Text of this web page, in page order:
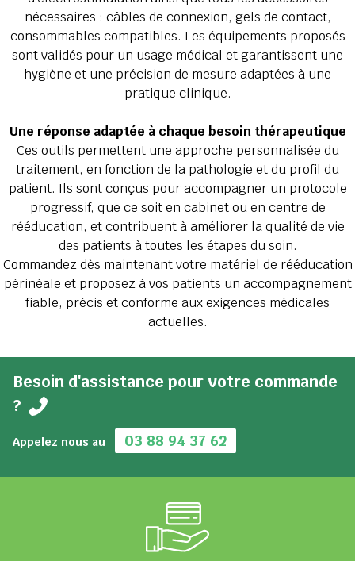
nécessaires : câbles de connexion, gels de contact,
consommables compatibles. Les équipements proposés
sont validés pour un usage médical et garantissent une
hygiène et une précision de mesure adaptées à une
pratique clinique.
Une réponse adaptée à chaque besoin thérapeutique
Ces outils permettent une approche personnalisée du
traitement, en fonction de la pathologie et du profil du
patient. Ils sont conçus pour accompagner un protocole
progressif, que ce soit en cabinet ou en centre de
rééducation, et contribuent à améliorer la qualité de vie
des patients à toutes les étapes du soin.
Commandez dès maintenant votre matériel de rééducation
périnéale et proposez à vos patients un accompagnement
fiable, précis et conforme aux exigences médicales
actuelles.
Besoin d'assistance pour votre commande
?
Appelez nous au 03 88 94 37 62